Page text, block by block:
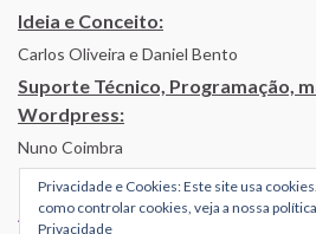
Ideia e Conceito:
Carlos Oliveira e Daniel Bento
Suporte Técnico, Programação,
Wordpress:
Nuno Coimbra
Alojamento por Simbiose
Privacidade e Cookies: Este site usa
como controlar cookies, veja a nossa
Privacidade